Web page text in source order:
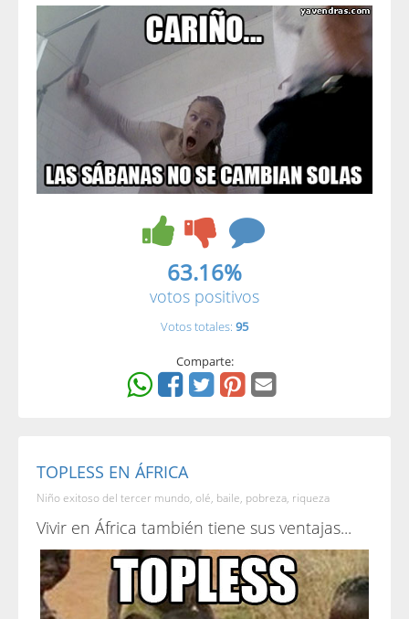
63.16%
votos positivos
Votos totales: 95
Comparte:
TOPLESS EN ÁFRICA
Niño exitoso del tercer mundo, olé, baile, pobreza, riqueza
Vivir en África también tiene sus ventajas...